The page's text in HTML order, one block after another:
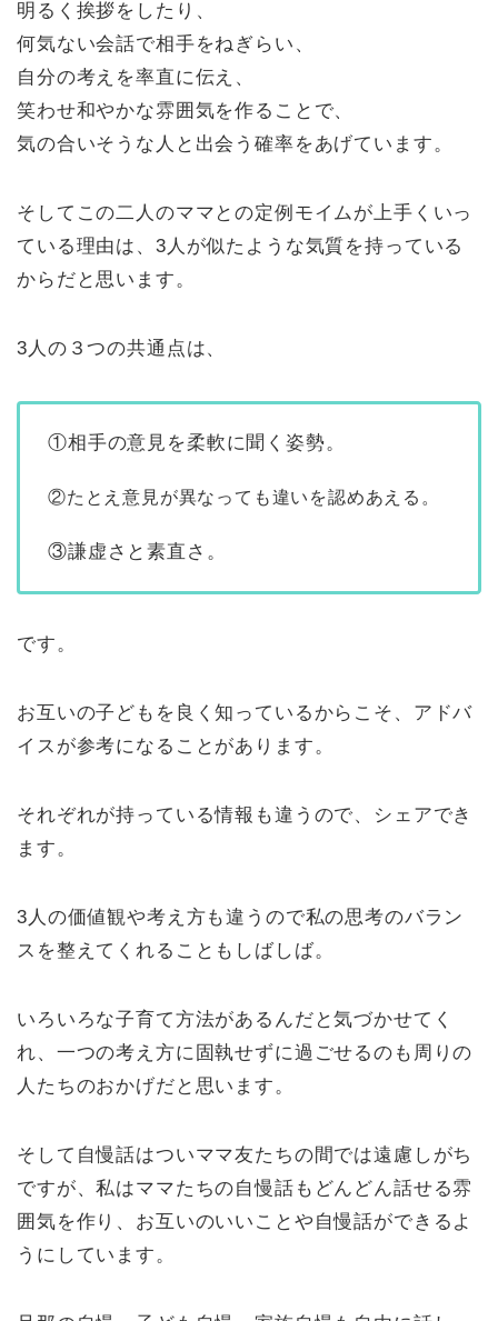
明るく挨拶をしたり、
何気ない会話で相手をねぎらい、
自分の考えを率直に伝え、
笑わせ和やかな雰囲気を作ることで、
気の合いそうな人と出会う確率をあげています。
そしてこの二人のママとの定例モイムが上手くいっ
ている理由は、3人が似たような気質を持っている
からだと思います。
3人の３つの共通点は、
①相手の意見を柔軟に聞く姿勢。
②たとえ意見が異なっても違いを認めあえる。
③謙虚さと素直さ。
です。
お互いの子どもを良く知っているからこそ、アドバ
イスが参考になることがあります。
それぞれが持っている情報も違うので、シェアでき
ます。
3人の価値観や考え方も違うので私の思考のバラン
スを整えてくれることもしばしば。
いろいろな子育て方法があるんだと気づかせてく
れ、一つの考え方に固執せずに過ごせるのも周りの
人たちのおかげだと思います。
そして自慢話はついママ友たちの間では遠慮しがち
ですが、私はママたちの自慢話もどんどん話せる雰
囲気を作り、お互いのいいことや自慢話ができるよ
うにしています。